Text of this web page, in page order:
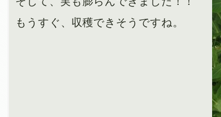
もうすぐ、収穫できそうですね。